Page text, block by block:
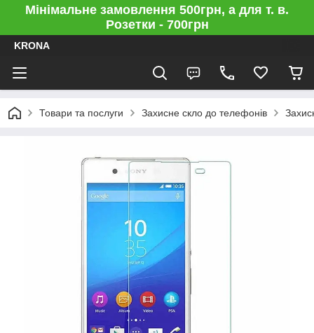
Мінімальне замовлення 500грн, а для т. в.
Розетки - 700грн
KRONA
Товари та послуги Захисне скло до телефонів